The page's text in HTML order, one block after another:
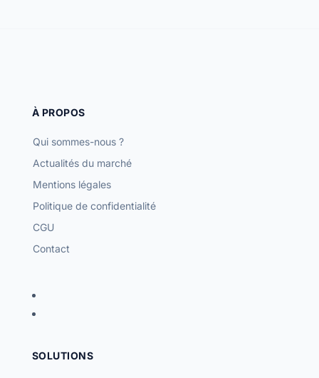
À PROPOS
Qui sommes-nous ?
Actualités du marché
Mentions légales
Politique de confidentialité
CGU
Contact
SOLUTIONS